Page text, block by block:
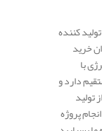
کننده
خرید
با
دارد و
تولید
پروژه